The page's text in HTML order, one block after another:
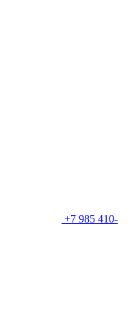
+7 985 410-